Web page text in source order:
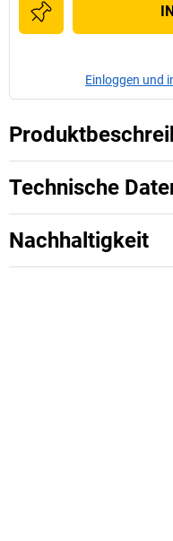
Einloggen und
Technische
Nachhaltigkeit